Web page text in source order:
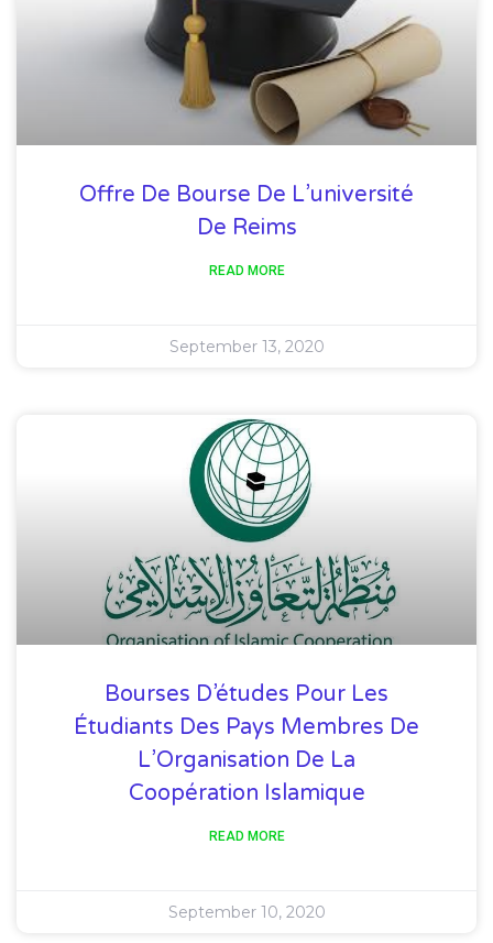
Offre De Bourse De L’université
De Reims
READ MORE
September 13, 2020
Bourses D’études Pour Les
Étudiants Des Pays Membres De
L’Organisation De La
Coopération Islamique
READ MORE
September 10, 2020